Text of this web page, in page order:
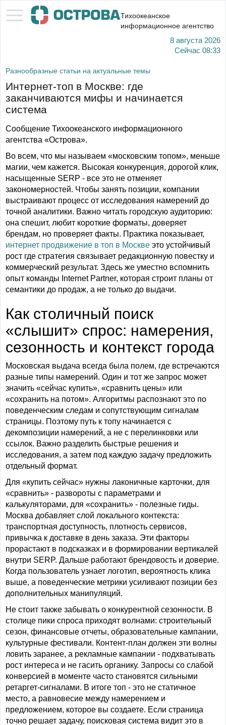
Тихоокеанское
информационное агентство
8 августа 2026
Сейчас 08:33
Разнообразные статьи на актуальные темы
Интернет-топ в Москве: где
заканчиваются мифы и начинается
система
Сообщение Тихоокеанского информационного
агентства «Острова».
Во всем, что мы называем «московским топом», меньше
магии, чем кажется. Высокая конкуренция, дорогой клик,
насыщенные SERP - все это не отменяет
закономерностей. Чтобы занять позиции, компании
выстраивают процесс от исследования намерений до
точной аналитики. Важно читать городскую аудиторию:
она спешит, любит короткие форматы, доверяет
брендам, но проверяет факты. Практика показывает,
интернет продвижение в топ в Москве это устойчивый
рост где стратегия связывает редакционную повестку и
коммерческий результат. Здесь же уместно вспомнить
опыт команды Internet Partner, которая строит планы от
семантики до продаж, а не только до выдачи.
Как столичный поиск
«слышит» спрос: намерения,
сезонность и контекст города
Московская выдача всегда была полем, где встречаются
разные типы намерений. Один и тот же запрос может
значить «сейчас купить», «сравнить цены» или
«сохранить на потом». Алгоритмы распознают это по
поведенческим следам и сопутствующим сигналам
страницы. Поэтому путь к топу начинается с
декомпозиции намерений, а не с перелинковки или
ссылок. Важно разделить быстрые решения и
исследования, а затем под каждую задачу предложить
отдельный формат.
Для «купить сейчас» нужны лаконичные карточки, для
«сравнить» - развороты с параметрами и
калькуляторами, для «сохранить» - полезные гиды.
Москва добавляет слой локального контекста:
транспортная доступность, плотность сервисов,
привычка к доставке в день заказа. Эти факторы
прорастают в подсказках и в формировании вертикалей
внутри SERP. Дальше работают брендовость и доверие.
Когда пользователь узнает логотип, вероятность клика
выше, а поведенческие метрики усиливают позиции без
дополнительных манипуляций.
Не стоит также забывать о конкурентной сезонности. В
столице пики спроса приходят волнами: строительный
сезон, финансовые отчеты, образовательные кампании,
культурные фестивали. Контент-план должен эти волны
ловить заранее, а рекламные кампании - подхватывать
рост интереса и не гасить органику. Запросы со слабой
конверсией в моменте часто становятся сильными
ретаргет-сигналами. В итоге топ - это не статичное
место, а равновесие между намерением и
предложением, которое вы создаете. Если страница
точно решает задачу, поисковая система видит это в